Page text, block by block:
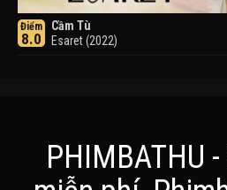
Điểm
8.0
Cầm Tù
Esaret (2022)
PHIMBATHU